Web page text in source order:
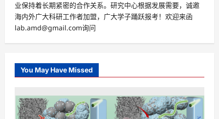
业保持着长期紧密的合作关系。研究中心根据发展需要，诚邀
海内外广大科研工作者加盟，广大学子踊跃报考！欢迎来函
lab.amd@gmail.com询问
You May Have Missed